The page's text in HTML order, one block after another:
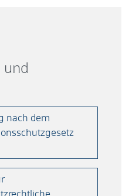
und
nach dem